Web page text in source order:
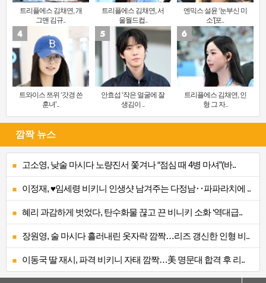
트리플에스 김채연, 개
그맨 김규..
트리플에스 김채연, 서
울월드컵..
엔믹스 설윤 ‘눈부신 미
소’[포..
트와이스 쯔위 ‘갓경 쓴
훈녀’..
안효섭 ‘작은 얼굴에 잘
생김이 ..
트리플에스 김채연, 인
형 그 자..
깜짝 뉴스
고소영, 낮술 마시다 노량진서 쫓겨나 “점심 때 4병 마셔”(바..
이정재, ♥임세령 비키니 인생샷 남겨주는 다정남‥파파라치에 ..
혜리 과감하게 벗었다, 탄수화물 끊고 끈 비니키 소화 ‘역대급..
장원영, 술 마시다 흘러내린 옷자락 깜짝…리즈 갱신한 인형 비..
이동국 딸 재시, 파격 비키니 자태 깜짝…美 명문대 합격 후 리..